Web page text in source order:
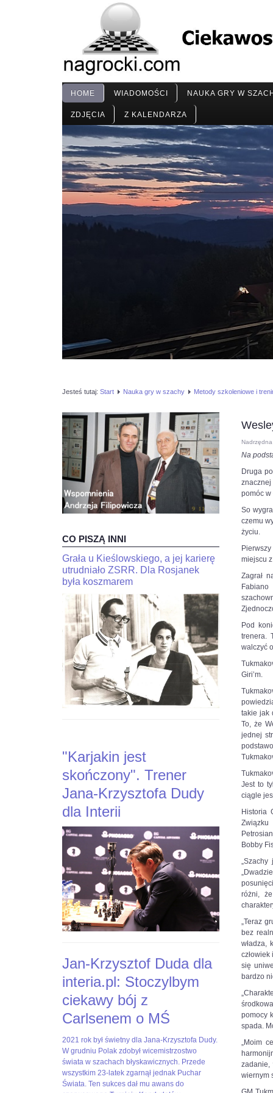
HOME WIADOMOŚCI NAUKA GRY W
ZDJĘCIA Z KALENDARZA
Jesteś tutaj: Start Nauka gry w szachy Metody szkoleniowe i
CO PISZĄ INNI
JaJan-
Krzysztof
Duda
interia.n-
Krzysztof
Duda
dla
Interia.pl:
Stoczyłbym
ciekawy
bój
Carlsenem
więcej
https://sport.interia.pl/szachy/news-
jan-
krzysztof-
duda-
interia-
stoczylbym-
ciekawy-
boj-
z-
c,nId,5769580?
fbclid=IwAR3-
EpAj8Loyw1RAtFnOdtJ8JCBaeus-
"Kariakin
jest
skończony".
Jana-
Krzysztofa
Dudy
dla
Interii
Czytaj
więcej
https://sport.interia.pl/szachy/news-
jana-
krzysztofa-
dudy-
dla-
inte,nId,5916435?
fbclid=IwAR0vacEvh58svRZk-
Grała u Kieślowskiego, a jej karierę
utrudniało ZSRR. Dla Rosjanek
była koszmarem
"Karjakin jest
skończony". Trener
Jana-Krzysztofa Dudy
dla Interii
Jan-Krzysztof Duda dla
interia.pl: Stoczylbym
ciekawy bój z
Carlsenem o MŚ
2021
rok
był
świetny
dla
Jan-
Krzysztof
Duda
dla
Interia.pl:
2021 rok był świetny dla Jana-Krzysztofa Dudy.
W grudniu Polak zdobył wicemistrzostwo
świata w szachach błyskawicznych. Przede
wszystkim 23-latek zgarnął jednak Puchar
Świata. Ten sukces dał mu awans do
Na
Druga
pomóc
So
czemu
życiu.
miejscu
Zagrał
Pod
trenera.
walczyć
Giri’m.
takie jak
To, że
jednej
Jest to
ciągle
Historia
Związku
Bobby
„Szachy
różni,
„Teraz
bez
władza,
się
bardzo
pomocy
spada.
„Moim
zadanie,
wiernym